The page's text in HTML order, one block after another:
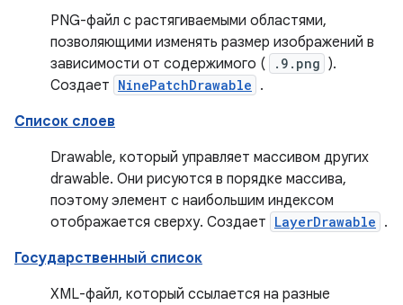
PNG-файл с растягиваемыми областями,
позволяющими изменять размер изображений в
зависимости от содержимого (
.9.png ).
Создает NinePatchDrawable .
Список слоев
Drawable, который управляет массивом других
drawable. Они рисуются в порядке массива,
поэтому элемент с наибольшим индексом
отображается сверху. Создает LayerDrawable .
Государственный список
XML-файл, который ссылается на разные